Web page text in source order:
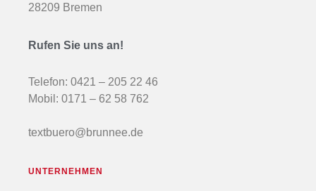
28209 Bremen
Rufen Sie uns an!
Telefon: 0421 – 205 22 46
Mobil: 0171 – 62 58 762
textbuero@brunnee.de
UNTERNEHMEN